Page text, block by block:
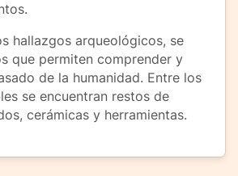
hallazgos arqueológicos, se
que permiten comprender y
de la humanidad. Entre los
se encuentran restos de
cerámicas y herramientas.